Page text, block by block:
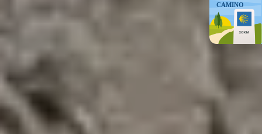
CAMINO